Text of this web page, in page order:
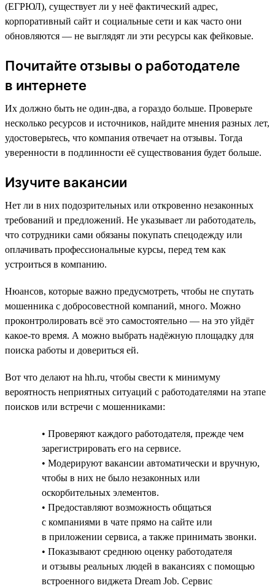
(ЕГРЮЛ), существует ли у неё фактический адрес,
корпоративный сайт и социальные сети и как часто они
обновляются — не выглядят ли эти ресурсы как фейковые.
Почитайте отзывы о работодателе
в интернете
Их должно быть не один-два, а гораздо больше. Проверьте
несколько ресурсов и источников, найдите мнения разных лет,
удостоверьтесь, что компания отвечает на отзывы. Тогда
уверенности в подлинности её существования будет больше.
Изучите вакансии
Нет ли в них подозрительных или откровенно незаконных
требований и предложений. Не указывает ли работодатель,
что сотрудники сами обязаны покупать спецодежду или
оплачивать профессиональные курсы, перед тем как
устроиться в компанию.
Нюансов, которые важно предусмотреть, чтобы не спутать
мошенника с добросовестной компаний, много. Можно
проконтролировать всё это самостоятельно — на это уйдёт
какое-то время. А можно выбрать надёжную площадку для
поиска работы и довериться ей.
Вот что делают на hh.ru, чтобы свести к минимуму
вероятность неприятных ситуаций с работодателями на этапе
поисков или встречи с мошенниками:
• Проверяют каждого работодателя, прежде чем
зарегистрировать его на сервисе.
• Модерируют вакансии автоматически и вручную,
чтобы в них не было незаконных или
оскорбительных элементов.
• Предоставляют возможность общаться
с компаниями в чате прямо на сайте или
в приложении сервиса, а также принимать звонки.
• Показывают среднюю оценку работодателя
и отзывы реальных людей в вакансиях с помощью
встроенного виджета Dream Job. Сервис